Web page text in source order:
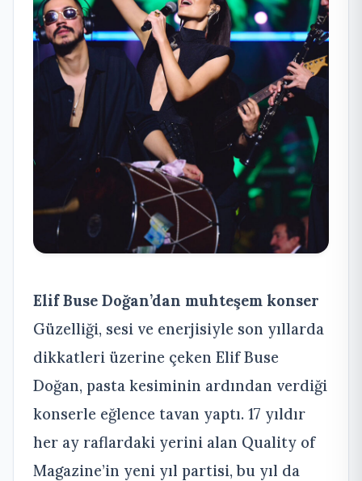
Elif Buse Doğan’dan muhteşem konser
Güzelliği, sesi ve enerjisiyle son yıllarda
dikkatleri üzerine çeken Elif Buse
Doğan, pasta kesiminin ardından verdiği
konserle eğlence tavan yaptı. 17 yıldır
her ay raflardaki yerini alan Quality of
Magazine’in yeni yıl partisi, bu yıl da